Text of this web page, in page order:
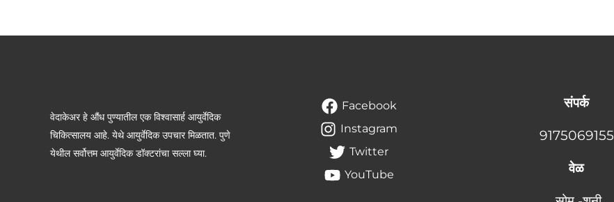
वेदाकेअर हे औंध पुण्यातील एक विश्वासार्ह आयुर्वेदिक
चिकित्सालय आहे. येथे आयुर्वेदिक उपचार मिळतात. पुणे
येथील सर्वोत्तम आयुर्वेदिक डॉक्टरांचा सल्ला घ्या.
Facebook
Instagram
Twitter
YouTube
संपर्क
9175069155
वेळ